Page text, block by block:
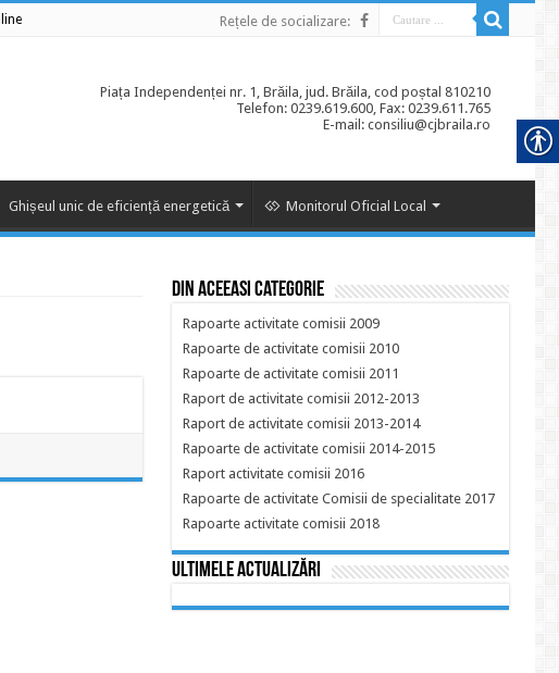
Rețele de socializare:
Piața Independenței nr. 1, Brăila, jud. Brăila, cod poștal 810210
Telefon: 0239.619.600, Fax: 0239.611.765
E-mail: consiliu@cjbraila.ro
Ghișeul unic de eficiență energetică Monitorul Oficial Local
Din aceeasi categorie
Rapoarte activitate comisii 2009
Rapoarte de activitate comisii 2010
Rapoarte de activitate comisii 2011
Raport de activitate comisii 2012-2013
Raport de activitate comisii 2013-2014
Rapoarte de activitate comisii 2014-2015
Raport activitate comisii 2016
Rapoarte de activitate Comisii de specialitate 2017
Rapoarte activitate comisii 2018
Ultimele actualizări